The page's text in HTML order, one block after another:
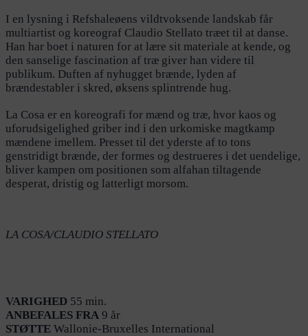
I en lysning i Refshaleøens vildtvoksende landskab får
multiartist og koreograf Claudio Stellato træet til at danse.
Han har boet i naturen for at lære sit materiale at kende, og
den sanselige fascination af træ giver han videre til
publikum. Duften af nyhugget brænde, lyden af
brændestabler i skred, øksens splintrende hug.
La Cosa er en koreografi for mænd og træ, hvor kaos og
uforudsigelighed griber ind i den urkomiske magtkamp
mændene imellem. Presset til det yderste af to tons
genstridigt brænde, der formes og destrueres i det uendelige,
bliver kampen om positionen som alfahan tiltagende
desperat, dristig og latterligt morsom.
LA COSA/CLAUDIO STELLATO
VARIGHED 55 min.
ANBEFALES FRA 9 år
STØTTE Wallonie-Bruxelles International